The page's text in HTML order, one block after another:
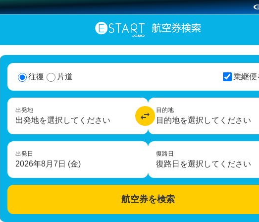
往復 片道 乗継
出発地
出発地を選択してください
目的地
目的地を選択してください
出発日
2026年8月7日 (金)
復路日
復路日を選択してください
航空券を検索